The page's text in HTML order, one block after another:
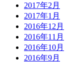
2017年2月
2017年1月
2016年12月
2016年11月
2016年10月
2016年9月